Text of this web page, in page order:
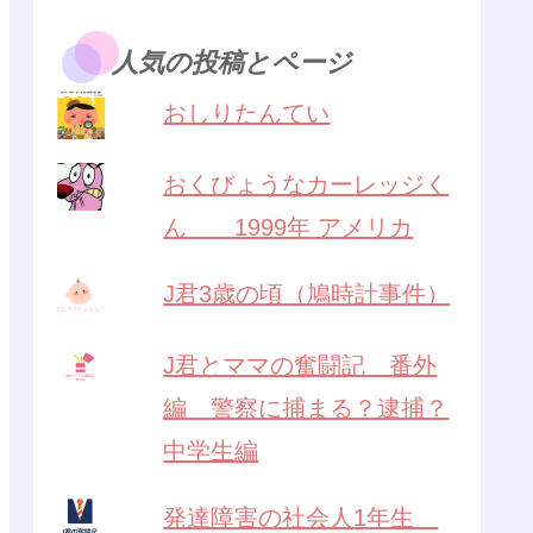
人気の投稿とページ
おしりたんてい
おくびょうなカーレッジく
ん 1999年 アメリカ
J君3歳の頃（鳩時計事件）
J君とママの奮闘記 番外
編 警察に捕まる？逮捕？
中学生編
発達障害の社会人1年生